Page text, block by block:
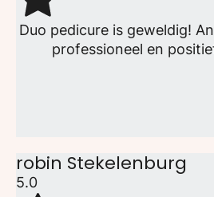
Duo pedicure is geweldig!
professioneel en
robin Stekelenburg
5.0